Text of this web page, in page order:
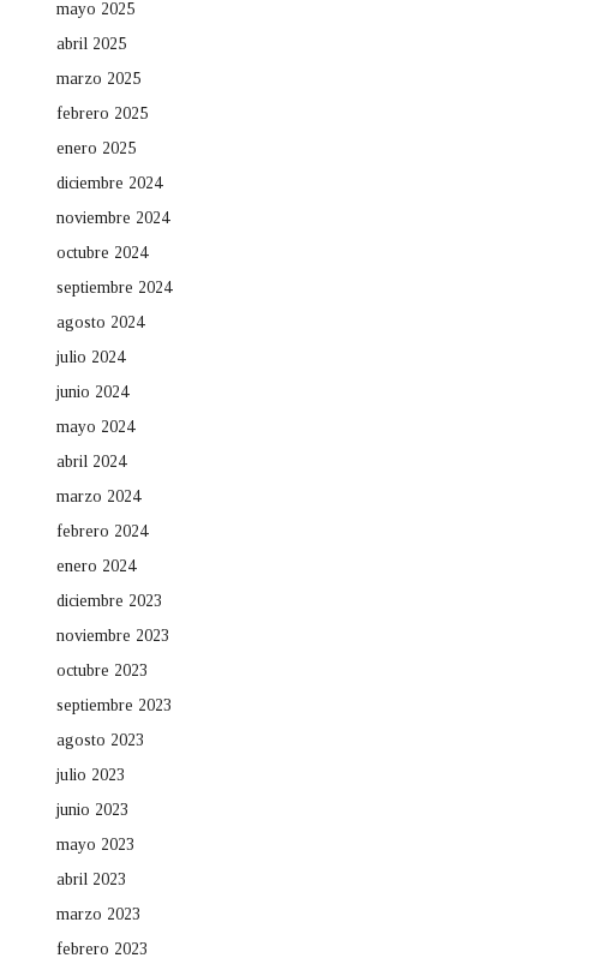
mayo 2025
abril 2025
marzo 2025
febrero 2025
enero 2025
diciembre 2024
noviembre 2024
octubre 2024
septiembre 2024
agosto 2024
julio 2024
junio 2024
mayo 2024
abril 2024
marzo 2024
febrero 2024
enero 2024
diciembre 2023
noviembre 2023
octubre 2023
septiembre 2023
agosto 2023
julio 2023
junio 2023
mayo 2023
abril 2023
marzo 2023
febrero 2023